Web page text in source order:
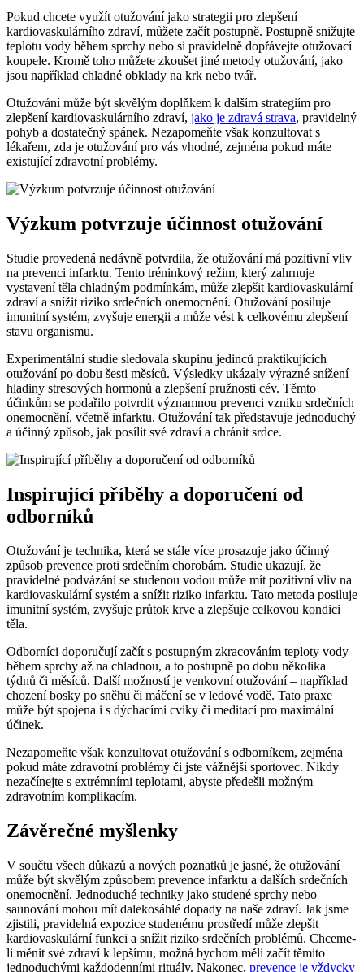
Pokud chcete využít otužování jako strategii pro zlepšení
kardiovaskulárního zdraví, můžete začít postupně. Postupně snižujte
teplotu vody během sprchy nebo si pravidelně dopřávejte otužovací
koupele. Kromě toho můžete zkoušet jiné metody otužování, jako
jsou například chladné obklady na krk nebo tvář.
Otužování může být skvělým doplňkem k dalším strategiím pro
zlepšení kardiovaskulárního zdraví, jako je zdravá strava, pravidelný
pohyb a dostatečný spánek. Nezapomeňte však konzultovat s
lékařem, zda je otužování pro vás vhodné, zejména pokud máte
existující zdravotní problémy.
Výzkum potvrzuje účinnost otužování
Studie provedená nedávně potvrdila, že otužování má pozitivní vliv
na prevenci infarktu. Tento tréninkový režim, který zahrnuje
vystavení těla chladným podmínkám, může zlepšit kardiovaskulární
zdraví a snížit riziko srdečních onemocnění. Otužování posiluje
imunitní systém, zvyšuje energii a může vést k celkovému zlepšení
stavu organismu.
Experimentální studie sledovala skupinu jedinců praktikujících
otužování po dobu šesti měsíců. Výsledky ukázaly výrazné snížení
hladiny stresových hormonů a zlepšení pružnosti cév. Těmto
účinkům se podařilo potvrdit významnou prevenci vzniku srdečních
onemocnění, včetně infarktu. Otužování tak představuje jednoduchý
a účinný způsob, jak posílit své zdraví a chránit srdce.
Inspirující příběhy a doporučení od
odborníků
Otužování je technika, která se stále více prosazuje jako účinný
způsob prevence proti srdečním chorobám. Studie ukazují, že
pravidelné podvázání se studenou vodou může mít pozitivní vliv na
kardiovaskulární systém a snížit riziko infarktu. Tato metoda posiluje
imunitní systém, zvyšuje průtok krve a zlepšuje celkovou kondici
těla.
Odborníci doporučují začít s postupným zkracováním teploty vody
během sprchy až na chladnou, a to postupně po dobu několika
týdnů či měsíců. Další možností je venkovní otužování – například
chození bosky po sněhu či máčení se v ledové vodě. Tato praxe
může být spojena i s dýchacími cviky či meditací pro maximální
účinek.
Nezapomeňte však konzultovat otužování s odborníkem, zejména
pokud máte zdravotní problémy či jste vážnější sportovec. Nikdy
nezačínejte s extrémními teplotami, abyste předešli možným
zdravotním komplikacím.
Závěrečné myšlenky
V součtu všech důkazů a nových poznatků je jasné, že otužování
může být skvělým způsobem prevence infarktu a dalších srdečních
onemocnění. Jednoduché techniky jako studené sprchy nebo
saunování mohou mít dalekosáhlé dopady na naše zdraví. Jak jsme
zjistili, pravidelná expozice studenému prostředí může zlepšit
kardiovaskulární funkci a snížit riziko srdečních problémů. Chceme-
li měnit své zdraví k lepšímu, možná bychom měli začít těmito
jednoduchými každodenními rituály. Nakonec, prevence je vždycky